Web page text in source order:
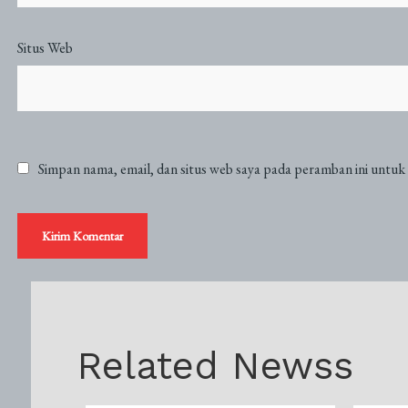
Situs Web
Simpan nama, email, dan situs web saya pada peramban ini
Related Newss